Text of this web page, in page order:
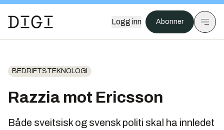
Logg inn Abonner
BEDRIFTSTEKNOLOGI
Razzia mot Ericsson
Både sveitsisk og svensk politi skal ha innledet